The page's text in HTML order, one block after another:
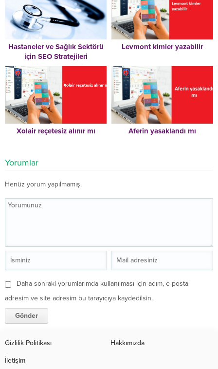
Hastaneler ve Sağlık Sektörü
için SEO Stratejileri
Levmont kimler yazabilir
Xolair reçetesiz alınır mı Aferin yasaklandı mı
Yorumlar
Henüz yorum yapılmamış.
Daha sonraki yorumlarımda kullanılması için adım, e-posta
adresim ve site adresim bu tarayıcıya kaydedilsin.
Gizlilik Politikası Hakkımızda
İletişim